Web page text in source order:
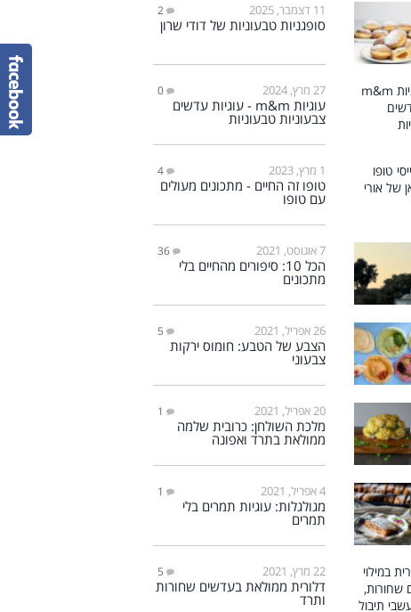
11 דצמבר, 2025 2
סופגניות טבעוניות של דודי שרון
27 מרץ, 2024 0
עוגיות m&m - עוגיות עדשים
צבעוניות טבעוניות
1 מרץ, 2023 4
טופו זה החיים - מתכונים מעולים
עם טופו
7 אוגוסט, 2021 36
הכל 10: סיפורים מהחיים בלי
מתכונים
26 אפריל, 2021 5
הצבע של הטבע: חומוס ירקות
צבעוני
20 אפריל, 2021 1
מלכת השולחן: כרובית שלמה
ממולאת בתרד ואפונה
4 אפריל, 2021 1
מגולגלות: עוגיות תמרים בלי
תמרים
22 מרץ, 2021 5
דלורית ממולאת בעדשים שחורות
ותרד